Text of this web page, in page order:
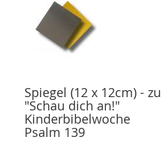
Spiegel (12 x 12cm) - zu
"Schau dich an!"
Kinderbibelwoche
Psalm 139